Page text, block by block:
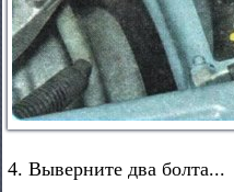
4. Выверните два болта...